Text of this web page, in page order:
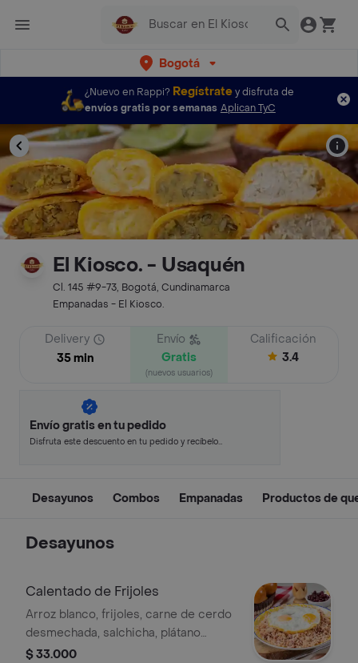
Bogotá
¿Nuevo en Rappi? Regístratey disfruta de
envíos gratis por semanas Aplican TyC
El Kiosco. - Usaquén
Cl. 145 #9-73, Bogotá, Cundinamarca
Empanadas - El Kiosco.
Delivery
35 min
Envío
Gratis
(nuevos usuarios)
Calificación
3.4
Envío gratis en tu pedido
Disfruta este descuento en tu pedido y recíbelo
Desayunos Combos Empanadas Productos de
Desayunos
Calentado de Frijoles
Arroz blanco, frijoles, carne de cerdo
desmechada, salchicha, plátano
maduro, huevo frito y arepa paisa.
$ 33.000